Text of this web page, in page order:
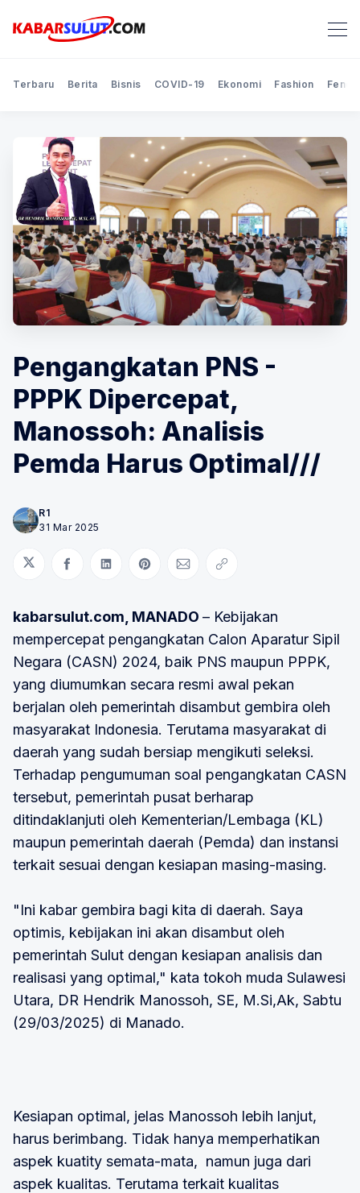
Terbaru Berita Bisnis COVID-19 Ekonomi Fashion
Pengangkatan PNS -
PPPK Dipercepat,
Manossoh: Analisis
Pemda Harus Optimal///
R1
31 Mar 2025
Bagikan di Twitter
Bagikan di Facebook
Bagikan di LinkedIn
Bagikan di Pinterest
Bagikan melalui Email
Salin tautan
kabarsulut.com, MANADO – Kebijakan
mempercepat pengangkatan Calon Aparatur Sipil
Negara (CASN) 2024, baik PNS maupun PPPK,
yang diumumkan secara resmi awal pekan
berjalan oleh pemerintah disambut gembira oleh
masyarakat Indonesia. Terutama masyarakat di
daerah yang sudah bersiap mengikuti seleksi.
Terhadap pengumuman soal pengangkatan CASN
tersebut, pemerintah pusat berharap
ditindaklanjuti oleh Kementerian/Lembaga (KL)
maupun pemerintah daerah (Pemda) dan instansi
terkait sesuai dengan kesiapan masing-masing.
"Ini kabar gembira bagi kita di daerah. Saya
optimis, kebijakan ini akan disambut oleh
pemerintah Sulut dengan kesiapan analisis dan
realisasi yang optimal," kata tokoh muda Sulawesi
Utara, DR Hendrik Manossoh, SE, M.Si,Ak, Sabtu
(29/03/2025) di Manado.
Kesiapan optimal, jelas Manossoh lebih lanjut,
harus berimbang. Tidak hanya memperhatikan
aspek kuatity semata-mata, namun juga dari
aspek kualitas. Terutama terkait kualitas